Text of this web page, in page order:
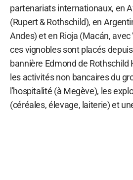
partenariats internationaux, en
(Rupert & Rothschild), en
Andes) et en Rioja (Macán, avec
ces vignobles sont placés
bannière Edmond de Rothschild
les activités non bancaires du
l'hospitalité (à Megève), les
(céréales, élevage, laiterie) et